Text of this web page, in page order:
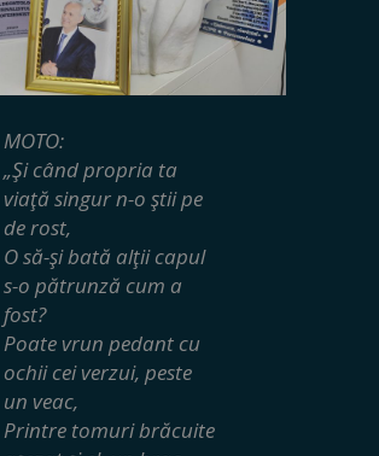
MOTO:
„Şi când propria ta
viaţă singur n-o ştii pe
de rost,
O să-şi bată alţii capul
s-o pătrunză cum a
fost?
Poate vrun pedant cu
ochii cei verzui, peste
un veac,
Printre tomuri brăcuite